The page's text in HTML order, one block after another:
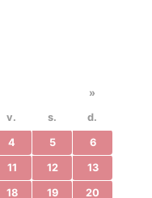
»
v. s. d.
4 5 6
11 12 13
18 19 20